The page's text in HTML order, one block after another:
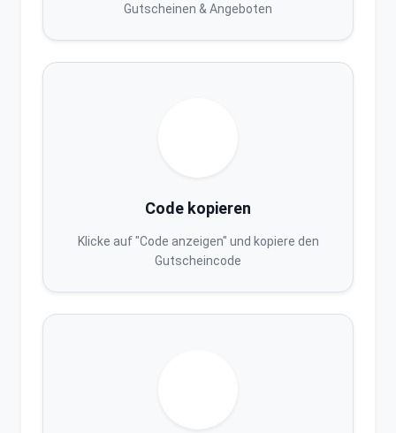
Gutscheinen & Angeboten
Code kopieren
Klicke auf "Code anzeigen" und kopiere den
Gutscheincode